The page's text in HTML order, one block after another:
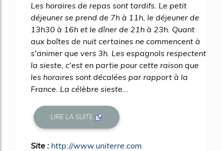
Les horaires de repas sont tardifs. Le petit
déjeuner se prend de 7h à 11h, le déjeuner de
13h30 à 16h et le dîner de 21h à 23h. Quant
aux boîtes de nuit certaines ne commencent à
s'animer que vers 3h. Les espagnols respectent
la sieste, c'est en partie pour cette raison que
les horaires sont décalées par rapport à la
France. La célèbre sieste...
LIRE LA SUITE
Site : http://www.uniterre.com